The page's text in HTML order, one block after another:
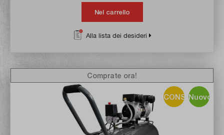
Nel carrello
Alla lista dei desideri
CONSIGLIO!
Nuovo
Comprate ora!